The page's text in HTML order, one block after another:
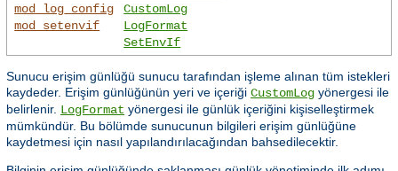
mod_log_config
mod_setenvif
CustomLog
LogFormat
SetEnvIf
Sunucu erişim günlüğü sunucu tarafından işleme alınan tüm istekleri
kaydeder. Erişim günlüğünün yeri ve içeriği CustomLog yönergesi ile
belirlenir. LogFormat yönergesi ile günlük içeriğini kişiselleştirmek
mümkündür. Bu bölümde sunucunun bilgileri erişim günlüğüne
kaydetmesi için nasıl yapılandırılacağından bahsedilecektir.